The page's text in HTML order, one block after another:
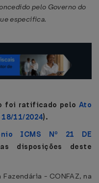
pelo Governo do
especifica.
foi ratificado pelo Ato
18/11/2024).
ICMS Nº 21 DE
disposições deste
- CONFAZ, na